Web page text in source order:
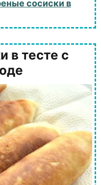
сосиски в
в тесте с